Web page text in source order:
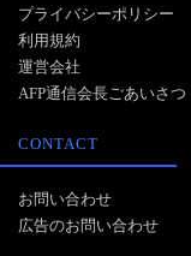
プライバシーポリシー
利用規約
運営会社
AFP通信会長ごあいさつ
CONTACT
お問い合わせ
広告のお問い合わせ